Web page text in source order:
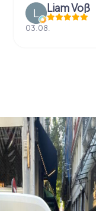
Liam Voß
03.08.